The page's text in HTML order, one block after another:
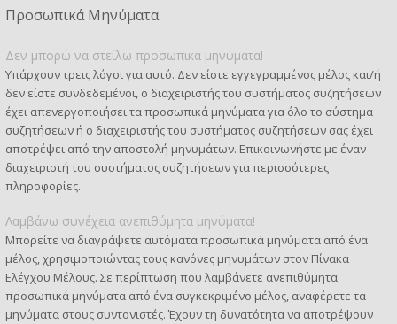
Προσωπικά Μηνύματα
Δεν μπορώ να στείλω προσωπικά μηνύματα!
Υπάρχουν τρεις λόγοι για αυτό. Δεν είστε εγγεγραμμένος μέλος και/ή
δεν είστε συνδεδεμένοι, ο διαχειριστής του συστήματος συζητήσεων
έχει απενεργοποιήσει τα προσωπικά μηνύματα για όλο το σύστημα
συζητήσεων ή ο διαχειριστής του συστήματος συζητήσεων σας έχει
αποτρέψει από την αποστολή μηνυμάτων. Επικοινωνήστε με έναν
διαχειριστή του συστήματος συζητήσεων για περισσότερες
πληροφορίες.
Λαμβάνω συνέχεια ανεπιθύμητα μηνύματα!
Μπορείτε να διαγράψετε αυτόματα προσωπικά μηνύματα από ένα
μέλος, χρησιμοποιώντας τους κανόνες μηνυμάτων στον Πίνακα
Ελέγχου Μέλους. Σε περίπτωση που λαμβάνετε ανεπιθύμητα
προσωπικά μηνύματα από ένα συγκεκριμένο μέλος, αναφέρετε τα
μηνύματα στους συντονιστές. Έχουν τη δυνατότητα να αποτρέψουν